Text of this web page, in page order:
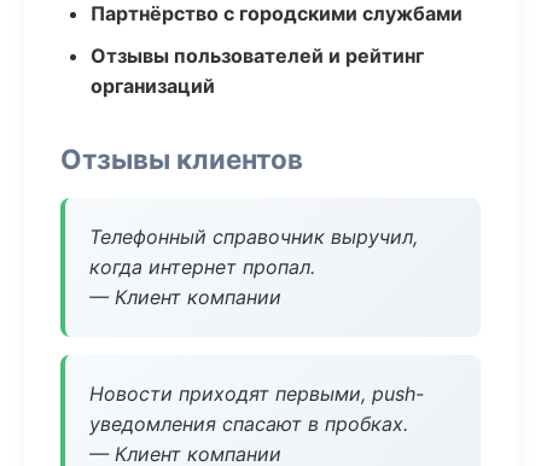
Партнёрство с городскими службами
Отзывы пользователей и рейтинг
организаций
Отзывы клиентов
Телефонный справочник выручил,
когда интернет пропал.
— Клиент компании
Новости приходят первыми, push-
уведомления спасают в пробках.
— Клиент компании